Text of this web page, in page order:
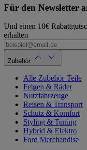
Für den Newsletter
Und einen 10€
erhalten
Zubehör
Alle Zubehör-Teile
Felgen & Räder
Nutzfahrzeuge
Reisen & Transport
Schutz & Komfort
Styling & Tuning
Hybrid & Elektro
Ford Merchandise